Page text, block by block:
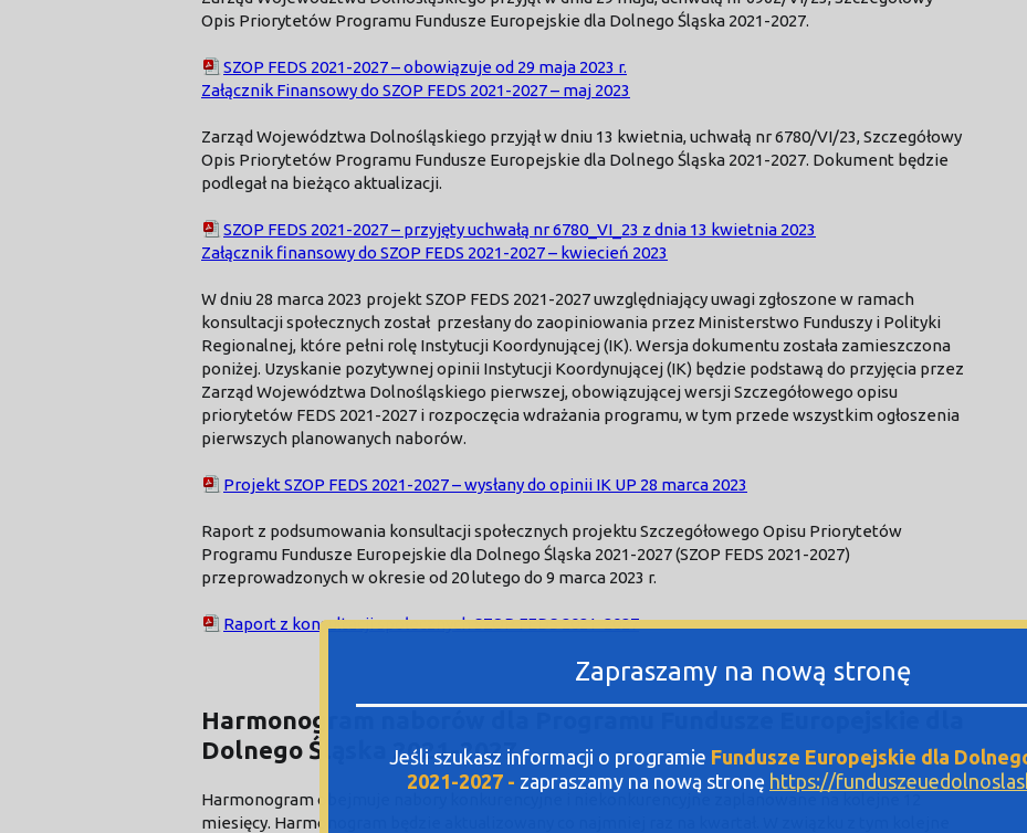
Opis Priorytetów Programu Fundusze Europejskie dla Dolnego Śląska 2021-2027.
SZOP FEDS 2021-2027 – obowiązuje od 29 maja 2023 r.
Załącznik Finansowy do SZOP FEDS 2021-2027 – maj 2023
Zarząd Województwa Dolnośląskiego przyjął w dniu 13 kwietnia, uchwałą nr 6780/VI/23, Szczegółowy
Opis Priorytetów Programu Fundusze Europejskie dla Dolnego Śląska 2021-2027. Dokument będzie
podlegał na bieżąco aktualizacji.
SZOP FEDS 2021-2027 – przyjęty uchwałą nr 6780_VI_23 z dnia 13 kwietnia 2023
Załącznik finansowy do SZOP FEDS 2021-2027 – kwiecień 2023
W dniu 28 marca 2023 projekt SZOP FEDS 2021-2027 uwzględniający uwagi zgłoszone w ramach
konsultacji społecznych został przesłany do zaopiniowania przez Ministerstwo Funduszy i Polityki
Regionalnej, które pełni rolę Instytucji Koordynującej (IK). Wersja dokumentu została zamieszczona
poniżej. Uzyskanie pozytywnej opinii Instytucji Koordynującej (IK) będzie podstawą do przyjęcia przez
Zarząd Województwa Dolnośląskiego pierwszej, obowiązującej wersji Szczegółowego opisu
priorytetów FEDS 2021-2027 i rozpoczęcia wdrażania programu, w tym przede wszystkim ogłoszenia
pierwszych planowanych naborów.
Projekt SZOP FEDS 2021-2027 – wysłany do opinii IK UP 28 marca 2023
Raport z podsumowania konsultacji społecznych projektu Szczegółowego Opisu Priorytetów
Programu Fundusze Europejskie dla Dolnego Śląska 2021-2027 (SZOP FEDS 2021-2027)
przeprowadzonych w okresie od 20 lutego do 9 marca 2023 r.
Raport z konsultacji społecznych SZOP FEDS 2021-2027
Harmonogram naborów dla Programu Fundusze Europejskie dla
Dolnego Śląska 2021-2027
Harmonogram obejmuje nabory konkurencyjne i niekonkurencyjne zaplanowane na kolejne 12
miesięcy. Harmonogram będzie aktualizowany co najmniej raz na kwartał. W związku z tym kolejne
Zapraszamy na nową stronę
Jeśli szukasz informacji o programie Fundusze Europejskie dla
2021-2027 - zapraszamy na nową stronę https://